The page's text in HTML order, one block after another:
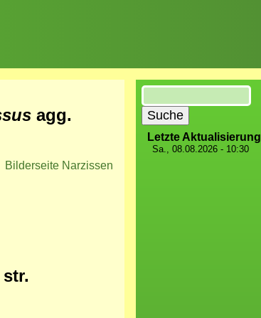
agg.
Bilderseite Narzissen
Suche
Letzte Aktualisierung
Sa., 08.08.2026 - 10:30